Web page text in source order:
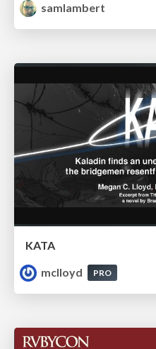
samlambert
KATA
mclloyd
PRO